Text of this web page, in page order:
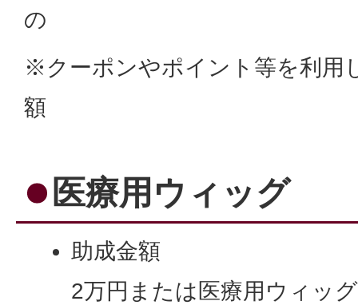
の
※クーポンやポイント等を利用
額
医療用ウィッグ
助成金額
2万円または医療用ウィッ